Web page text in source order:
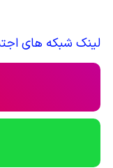
لینک شبکه های